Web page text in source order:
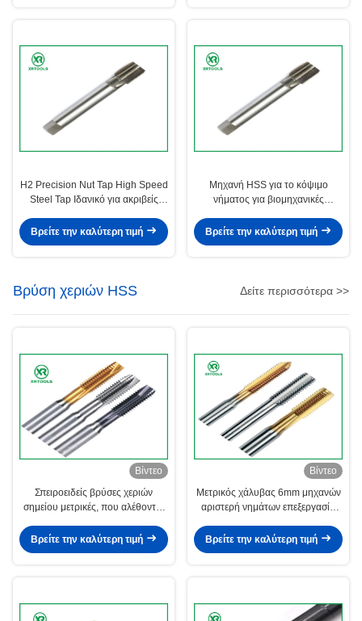
H2 Precision Nut Tap High Speed
Steel Tap Ιδανικό για ακριβείς
μηχανικές και κατασκευαστικές
Βρείτε την καλύτερη τιμή
Μηχανή HSS για το κόψιμο
νήματος για βιομηχανικές
Βρείτε την καλύτερη τιμή
Βρύση χεριών HSS Δείτε περισσότερα >>
Βίντεο
Σπειροειδείς βρύσες χεριών
σημείου μετρικές, που αλέθονται
τη μηχανή
Βρείτε την καλύτερη τιμή
Βίντεο
Μετρικός χάλυβας 6mm μηχανών
αριστερή νημάτων επεξεργασία
κασσίτερος
Βρείτε την καλύτερη τιμή